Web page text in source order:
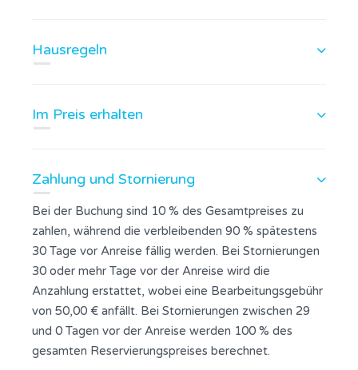
Hausregeln
Im Preis erhalten
Zahlung und Stornierung
Bei der Buchung sind 10 % des Gesamtpreises zu
zahlen, während die verbleibenden 90 % spätestens
30 Tage vor Anreise fällig werden. Bei Stornierungen
30 oder mehr Tage vor der Anreise wird die
Anzahlung erstattet, wobei eine Bearbeitungsgebühr
von 50,00 € anfällt. Bei Stornierungen zwischen 29
und 0 Tagen vor der Anreise werden 100 % des
gesamten Reservierungspreises berechnet.